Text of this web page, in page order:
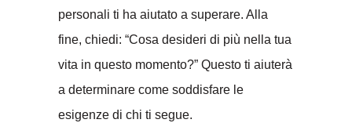
personali ti ha aiutato a superare. Alla
fine, chiedi: “Cosa desideri di più nella tua
vita in questo momento?” Questo ti aiuterà
a determinare come soddisfare le
esigenze di chi ti segue.